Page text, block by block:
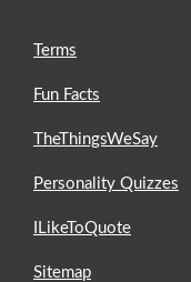
Terms
Fun Facts
TheThingsWeSay
Personality Quizzes
ILikeToQuote
Sitemap